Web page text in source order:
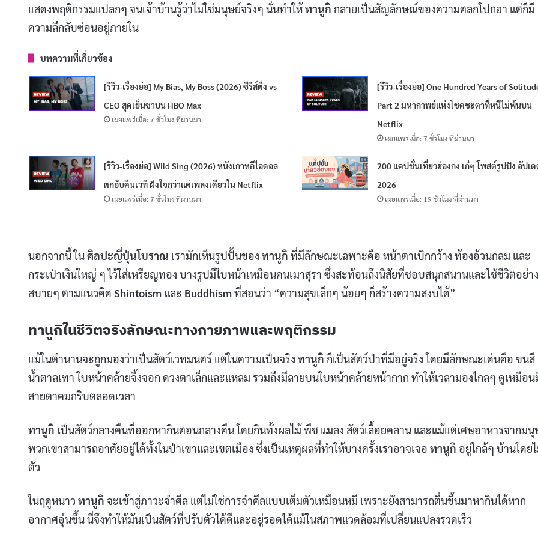
แสดงพฤติกรรมแปลกๆ จนเจ้าบ้านรู้ว่าไม่ใช่มนุษย์จริงๆ นั่นทำให้ทานูกิ กลายเป็นสัญลักษณ์ของความตลกโปกฮา แต่ก็มี
ความลึกลับซ่อนอยู่ภายใน
บทความที่เกี่ยวข้อง
[รีวิว-เรื่องย่อ] My Bias, My Boss (2026) ซีรีส์ติ่ง vs
CEO สุดเย็นชาบน HBO Max
เผยแพร่เมื่อ: 7 ชั่วโมง ที่ผ่านมา
[รีวิว-เรื่องย่อ] One Hundred Years of
Part 2 มหากาพย์แห่งโชคชะตาที่หนีไม่พ้นบน
Netflix
เผยแพร่เมื่อ: 7 ชั่วโมง ที่ผ่านมา
[รีวิว-เรื่องย่อ] Wild Sing (2026) หนังเกาหลีไอดอล
ตกอับคืนเวที ฝังใจกว่าแค่เพลงเดียวใน Netflix
เผยแพร่เมื่อ: 7 ชั่วโมง ที่ผ่านมา
200 แคปชั่นเที่ยวฮ่องกง เก๋ๆ โพสต์รูปปัง อัปเ
2026
เผยแพร่เมื่อ: 19 ชั่วโมง ที่ผ่านมา
นอกจากนี้ ในศิลปะญี่ปุ่นโบราณ เรามักเห็นรูปปั้นของ ทานูกิ ที่มีลักษณะเฉพาะคือ หน้าตาเบิกกว้าง ท้องอ้วนกลม และ
กระเป๋าเงินใหญ่ ๆ ไว้ใส่เหรียญทอง บางรูปมีใบหน้าเหมือนคนเมาสุรา ซึ่งสะท้อนถึงนิสัยที่ชอบสนุกสนานและใช้ชีวิตอย่าง
สบายๆ ตามแนวคิด Shintoism และ Buddhismที่สอนว่า “ความสุขเล็กๆ น้อยๆ ก็สร้างความสงบได้”
ทานูกิในชีวิตจริงลักษณะทางกายภาพและพฤติกรรม
แม้ในตำนานจะถูกมองว่าเป็นสัตว์เวทมนตร์ แต่ในความเป็นจริง ทานูกิ ก็เป็นสัตว์ป่าที่มีอยู่จริง โดยมีลักษณะเด่นคือ ขนสี
น้ำตาลเทา ใบหน้าคล้ายจิ้งจอก ดวงตาเล็กและแหลม รวมถึงมีลายบนใบหน้าคล้ายหน้ากาก ทำให้เวลามองไกลๆ ดูเหมือ
สายตาคมกริบตลอดเวลา
ทานูกิ เป็นสัตว์กลางคืนที่ออกหากินตอนกลางคืน โดยกินทั้งผลไม้ พืช แมลง สัตว์เลื้อยคลาน และแม้แต่เศษอาหารจากม
พวกเขาสามารถอาศัยอยู่ได้ทั้งในป่าเขาและเขตเมือง ซึ่งเป็นเหตุผลที่ทำให้บางครั้งเราอาจเจอ ทานูกิ อยู่ใกล้ๆ บ้านโดย
ตัว
ในฤดูหนาว ทานูกิ จะเข้าสู่ภาวะจำศีล แต่ไม่ใช่การจำศีลแบบเต็มตัวเหมือนหมี เพราะยังสามารถตื่นขึ้นมาหากินได้หาก
อากาศอุ่นขึ้น นี่จึงทำให้มันเป็นสัตว์ที่ปรับตัวได้ดีและอยู่รอดได้แม้ในสภาพแวดล้อมที่เปลี่ยนแปลงรวดเร็ว